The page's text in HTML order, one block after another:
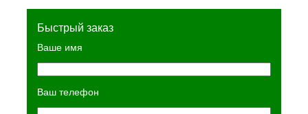
Быстрый заказ
Ваше имя
Ваш телефон